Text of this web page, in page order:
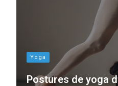
Yoga
Postures de yoga